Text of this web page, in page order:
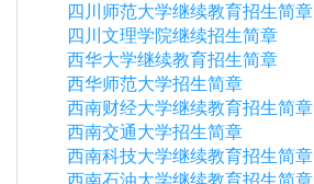
四川师范大学继续教育招生简章
四川文理学院继续招生简章
西华大学继续教育招生简章
西华师范大学招生简章
西南财经大学继续教育招生简章
西南交通大学招生简章
西南科技大学继续教育招生简章
西南石油大学继续教育招生简章